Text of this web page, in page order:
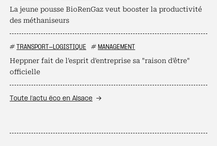
La jeune pousse BioRenGaz veut booster la productivité
des méthaniseurs
# TRANSPORT-LOGISTIQUE # MANAGEMENT
Heppner fait de l'esprit d'entreprise sa "raison d'être"
officielle
Toute l’actu éco en Alsace